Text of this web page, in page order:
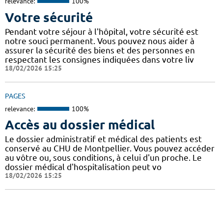
Votre sécurité
Pendant votre séjour à l'hôpital, votre sécurité est
notre souci permanent. Vous pouvez nous aider à
assurer la sécurité des biens et des personnes en
respectant les consignes indiquées dans votre liv
18/02/2026 15:25
PAGES
relevance: 100%
Accès au dossier médical
Le dossier administratif et médical des patients est
conservé au CHU de Montpellier. Vous pouvez accéder
au vôtre ou, sous conditions, à celui d'un proche. Le
dossier médical d'hospitalisation peut vo
18/02/2026 15:25